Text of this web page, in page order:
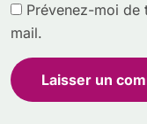
Prévenez-moi de
mail.